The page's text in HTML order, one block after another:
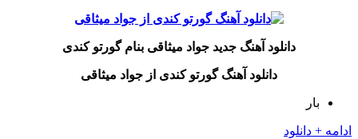
دانلود آهنگ جدید جواد میثاقی بنام گورتو کندی
دانلود آهنگ گورتو کندی از جواد میثاقی
بار
ادامه + دانلود